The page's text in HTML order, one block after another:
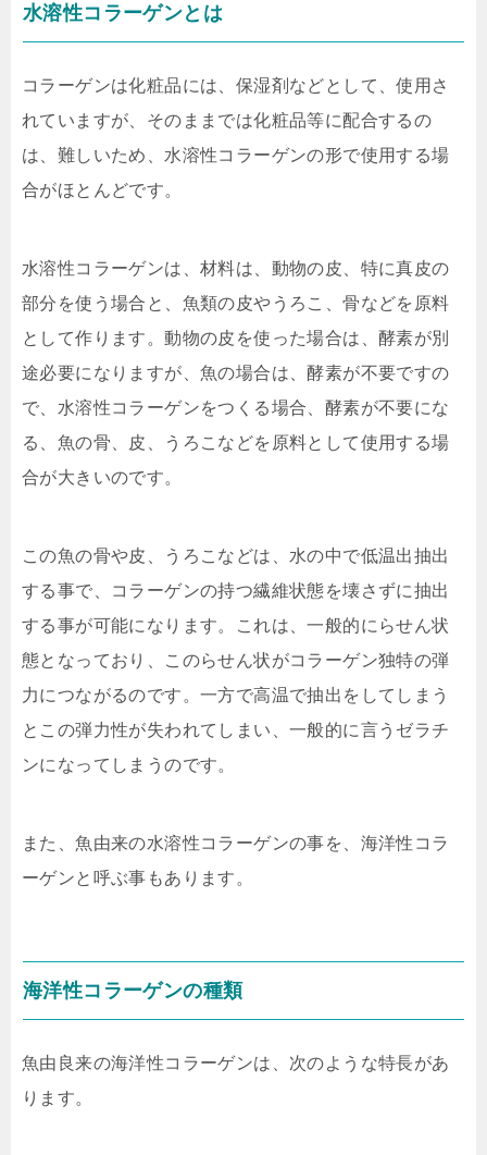
水溶性コラーゲンとは
コラーゲンは化粧品には、保湿剤などとして、使用さ
れていますが、そのままでは化粧品等に配合するの
は、難しいため、水溶性コラーゲンの形で使用する場
合がほとんどです。
水溶性コラーゲンは、材料は、動物の皮、特に真皮の
部分を使う場合と、魚類の皮やうろこ、骨などを原料
として作ります。動物の皮を使った場合は、酵素が別
途必要になりますが、魚の場合は、酵素が不要ですの
で、水溶性コラーゲンをつくる場合、酵素が不要にな
る、魚の骨、皮、うろこなどを原料として使用する場
合が大きいのです。
この魚の骨や皮、うろこなどは、水の中で低温出抽出
する事で、コラーゲンの持つ繊維状態を壊さずに抽出
する事が可能になります。これは、一般的にらせん状
態となっており、このらせん状がコラーゲン独特の弾
力につながるのです。一方で高温で抽出をしてしまう
とこの弾力性が失われてしまい、一般的に言うゼラチ
ンになってしまうのです。
また、魚由来の水溶性コラーゲンの事を、海洋性コラ
ーゲンと呼ぶ事もあります。
海洋性コラーゲンの種類
魚由良来の海洋性コラーゲンは、次のような特長があ
ります。